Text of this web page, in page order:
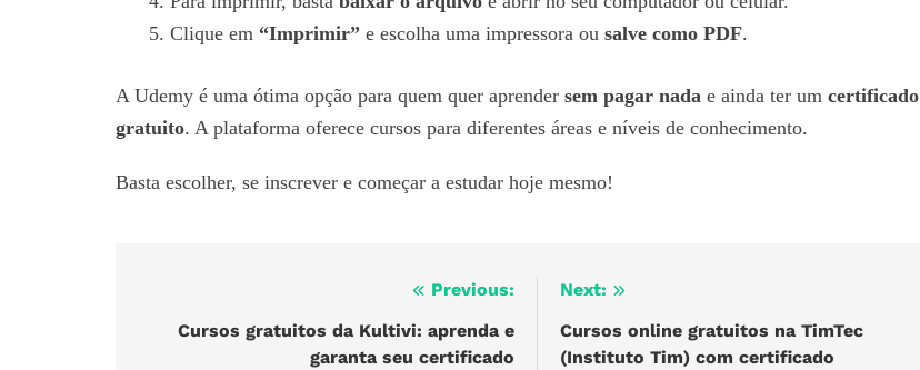
Clique em “Imprimir” e escolha uma impressora ou salve como PDF.
A Udemy é uma ótima opção para quem quer aprender sem pagar nada e ainda ter um certificado
gratuito. A plataforma oferece cursos para diferentes áreas e níveis de conhecimento.
Basta escolher, se inscrever e começar a estudar hoje mesmo!
Previous:
Cursos gratuitos da Kultivi: aprenda e
garanta seu certificado
Next:
Cursos online gratuitos na TimTec
(Instituto Tim) com certificado